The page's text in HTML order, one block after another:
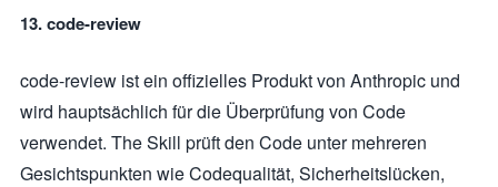
13. code-review
code-review ist ein offizielles Produkt von Anthropic und
wird hauptsächlich für die Überprüfung von Code
verwendet. The Skill prüft den Code unter mehreren
Gesichtspunkten wie Codequalität, Sicherheitslücken,